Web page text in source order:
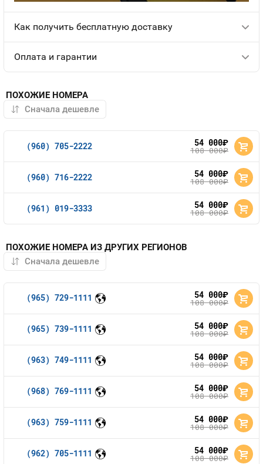
Как получить бесплатную доставку
Оплата и гарантии
ПОХОЖИЕ НОМЕРА
(960) 705-2222 54 000руб.
108 000руб.
(960) 716-2222 54 000руб.
108 000руб.
(961) 019-3333 54 000руб.
108 000руб.
ПОХОЖИЕ НОМЕРА ИЗ ДРУГИХ РЕГИОНОВ
(965) 729-1111 54 000руб.
108 000руб.
(965) 739-1111 54 000руб.
108 000руб.
(963) 749-1111 54 000руб.
108 000руб.
(968) 769-1111 54 000руб.
108 000руб.
(963) 759-1111 54 000руб.
108 000руб.
(962) 705-1111 54 000руб.
108 000руб.